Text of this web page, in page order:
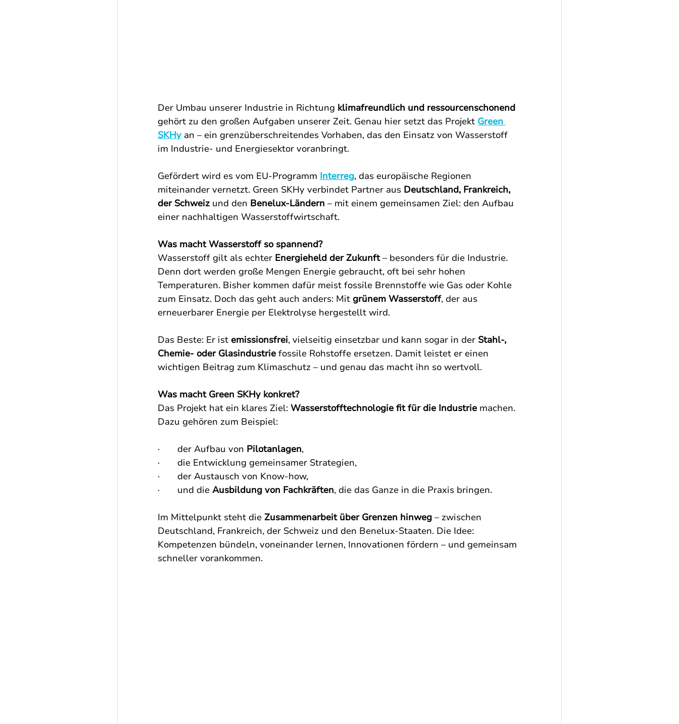
Der Umbau unserer Industrie in Richtung klimafreundlich und ressourcenschonend
gehört zu den großen Aufgaben unserer Zeit. Genau hier setzt das Projekt Green
SKHy an – ein grenzüberschreitendes Vorhaben, das den Einsatz von Wasserstoff
im Industrie- und Energiesektor voranbringt.
Gefördert wird es vom EU-Programm Interreg, das europäische Regionen
miteinander vernetzt. Green SKHy verbindet Partner aus Deutschland, Frankreich,
der Schweiz und den Benelux-Ländern – mit einem gemeinsamen Ziel: den Aufbau
einer nachhaltigen Wasserstoffwirtschaft.
Was macht Wasserstoff so spannend?
Wasserstoff gilt als echter Energieheld der Zukunft – besonders für die Industrie.
Denn dort werden große Mengen Energie gebraucht, oft bei sehr hohen
Temperaturen. Bisher kommen dafür meist fossile Brennstoffe wie Gas oder Kohle
zum Einsatz. Doch das geht auch anders: Mit grünem Wasserstoff, der aus
erneuerbarer Energie per Elektrolyse hergestellt wird.
Das Beste: Er ist emissionsfrei, vielseitig einsetzbar und kann sogar in der Stahl-,
Chemie- oder Glasindustrie fossile Rohstoffe ersetzen. Damit leistet er einen
wichtigen Beitrag zum Klimaschutz – und genau das macht ihn so wertvoll.
Was macht Green SKHy konkret?
Das Projekt hat ein klares Ziel: Wasserstofftechnologie fit für die Industrie machen.
Dazu gehören zum Beispiel:
·       der Aufbau von Pilotanlagen,
·       die Entwicklung gemeinsamer Strategien,
·       der Austausch von Know-how,
·       und die Ausbildung von Fachkräften, die das Ganze in die Praxis bringen.
Im Mittelpunkt steht die Zusammenarbeit über Grenzen hinweg – zwischen
Deutschland, Frankreich, der Schweiz und den Benelux-Staaten. Die Idee:
Kompetenzen bündeln, voneinander lernen, Innovationen fördern – und gemeinsam
schneller vorankommen.